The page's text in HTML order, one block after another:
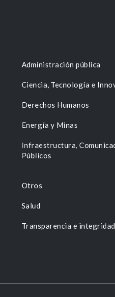
Administración pública
Ciencia, Tecnología e
Derechos Humanos
Energía y Minas
Infraestructura,
Públicos
Otros
Salud
Transparencia e integridad